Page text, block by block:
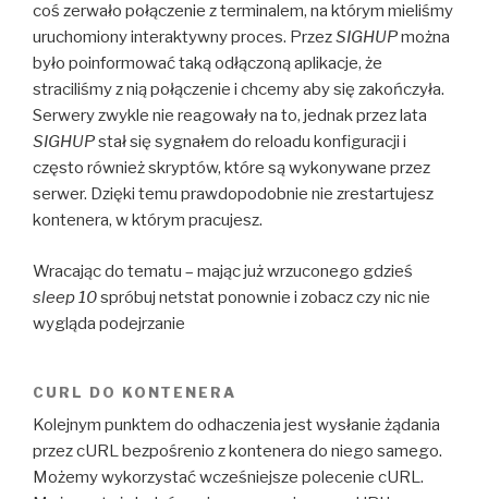
coś zerwało połączenie z terminalem, na którym mieliśmy
uruchomiony interaktywny proces. PrzezSIGHUPmożna
było poinformować taką odłączoną aplikacje, że
straciliśmy z nią połączenie i chcemy aby się zakończyła.
Serwery zwykle nie reagowały na to, jednak przez lata
SIGHUPstał się sygnałem do reloadu konfiguracji i
często również skryptów, które są wykonywane przez
serwer. Dzięki temu prawdopodobnie nie zrestartujesz
kontenera, w którym pracujesz.
Wracając do tematu – mając już wrzuconego gdzieś
sleep 10spróbuj netstat ponownie i zobacz czy nic nie
wygląda podejrzanie
CURL DO KONTENERA
Kolejnym punktem do odhaczenia jest wysłanie żądania
przez cURL bezpośrenio z kontenera do niego samego.
Możemy wykorzystać wcześniejsze polecenie cURL.